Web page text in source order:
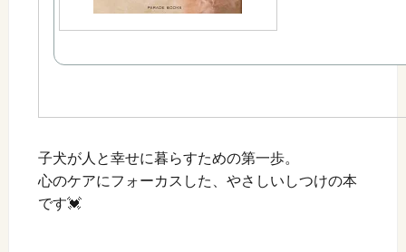
子犬が人と幸せに暮らすための第一歩。
心のケアにフォーカスした、やさしいしつけの本
です💓